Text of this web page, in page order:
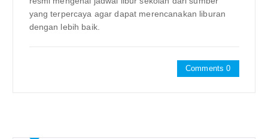
yang terpercaya agar dapat merencanakan liburan
dengan lebih baik.
Comments 0